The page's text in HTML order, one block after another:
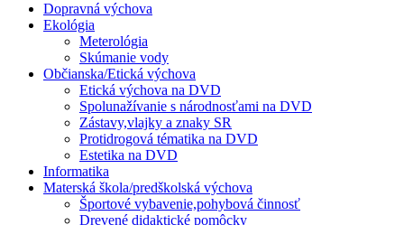
Dopravná výchova
Ekológia
Meterológia
Skúmanie vody
Občianska/Etická výchova
Etická výchova na DVD
Spolunažívanie s národnosťami na DVD
Zástavy,vlajky a znaky SR
Protidrogová tématika na DVD
Estetika na DVD
Informatika
Materská škola/predškolská výchova
Športové vybavenie,pohybová činnosť
Drevené didaktické pomôcky